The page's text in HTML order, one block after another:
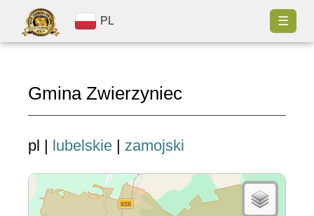
PL ☰
Gmina Zwierzyniec
pl | lubelskie | zamojski